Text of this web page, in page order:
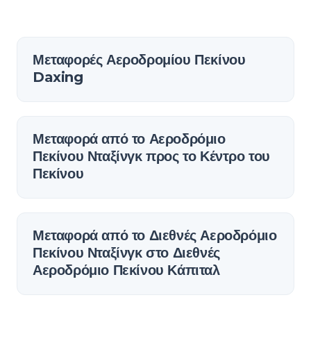
Μεταφορές Αεροδρομίου Πεκίνου
Daxing
Μεταφορά από το Αεροδρόμιο
Πεκίνου Νταξίνγκ προς το Κέντρο του
Πεκίνου
Μεταφορά από το Διεθνές Αεροδρόμιο
Πεκίνου Νταξίνγκ στο Διεθνές
Αεροδρόμιο Πεκίνου Κάπιταλ